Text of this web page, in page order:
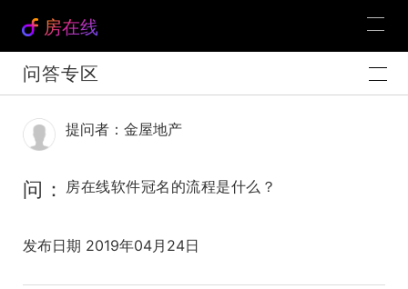
房在线
问答专区
提问者：金屋地产
问： 房在线软件冠名的流程是什么？
发布日期 2019年04月24日